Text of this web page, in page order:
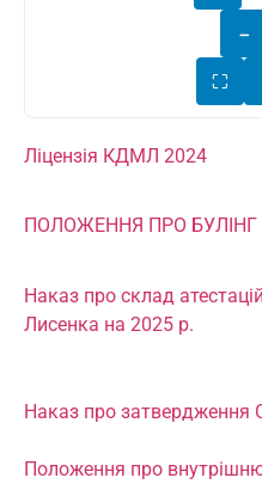
−
⛶
Ліцензія КДМЛ 2024
ПОЛОЖЕННЯ ПРО БУЛІНГ
Наказ про склад
Лисенка на 2025 р.
Наказ про затвердження
Положення про